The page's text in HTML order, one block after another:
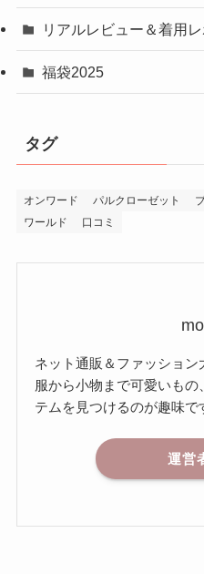
リアルレビュー＆着用レ
福袋2025
タグ
オンワード パルクローゼット
ワールド
口コミ
ネット通販＆ファッション
服から小物まで可愛いも
テムを見つけるのが趣味で
運営